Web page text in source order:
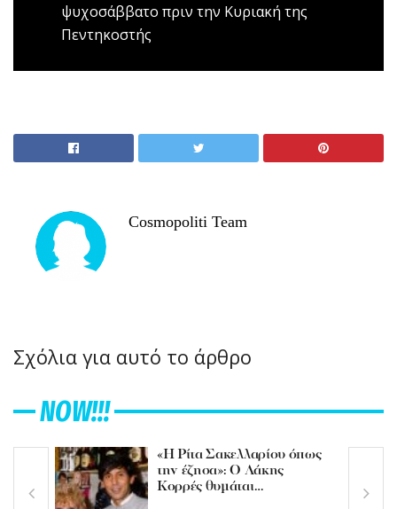
ψυχοσάββατο πριν την Κυριακή της
Πεντηκοστής
Cosmopoliti Team
Σχόλια για αυτό το άρθρο
NOW!!!
«Η Ρίτα Σακελλαρίου όπως
την έζησα»: Ο Λάκης
Κορρές θυμάται…